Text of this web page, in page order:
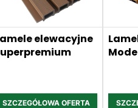
elewacyjne
SZCZEGÓŁOWA OFERTA